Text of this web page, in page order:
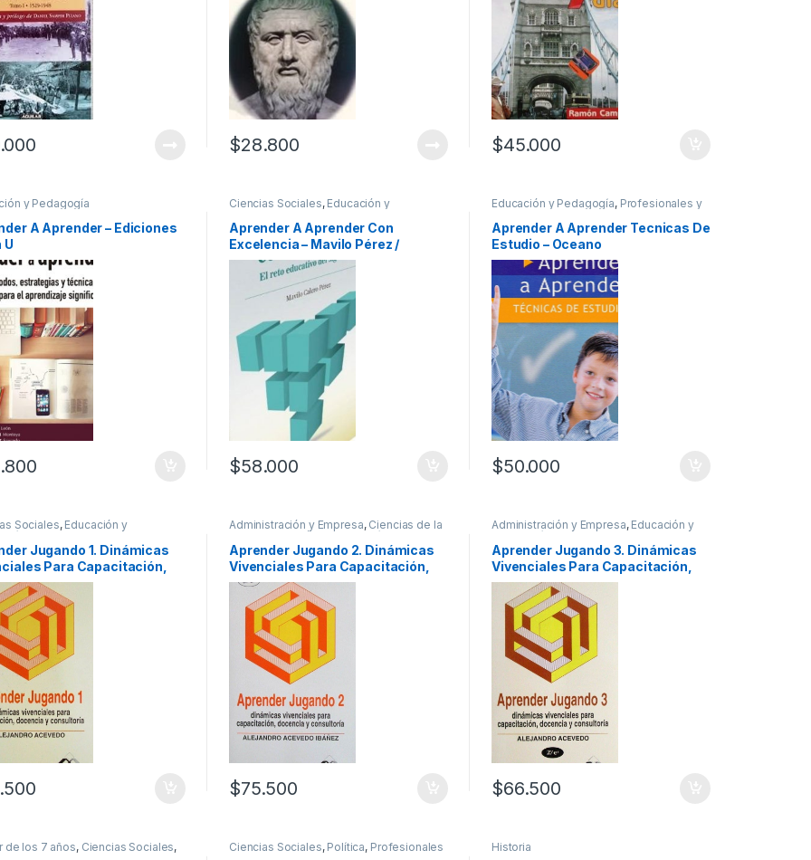
$28.800 $45.000
y Pedagogía
A Aprender – Ediciones
U
Ciencias Sociales, Educación y
Profesionales y tecnicos
Aprender A Aprender Con
Excelencia – Mavilo Pérez /
Alfaomega
$58.000
Educación y Pedagogía, Profesionales y
Aprender A Aprender Tecnicas De
Estudio – Oceano
$50.000
Sociales, Educación y
y tecnicos ,Temas Varios
Jugando 1. Dinámicas
Para Capacitación,
Y Consultoría – Limusa
Administración y Empresa, Ciencias de la
Educación y Pedagogía
e Innovación ,Profesionales y tecnicos,
Psicología y Psiquiatría
Aprender Jugando 2. Dinámicas
Vivenciales Para Capacitación,
Docencia Y Consultoría – 3a
Edición – Limusa
$75.500
Administración y Empresa, Educación y
Pedagogía
Gerencia y Recursos
Profesionales y tecnicos Psicología y
Psiquiatría
Aprender Jugando 3. Dinámicas
Vivenciales Para Capacitación,
Docencia Y Consultoría – 2a
Edición – Limusa
$66.500
de los 7 años, Ciencias Sociales,
Ciencias Sociales, Política, Profesionales
Historia